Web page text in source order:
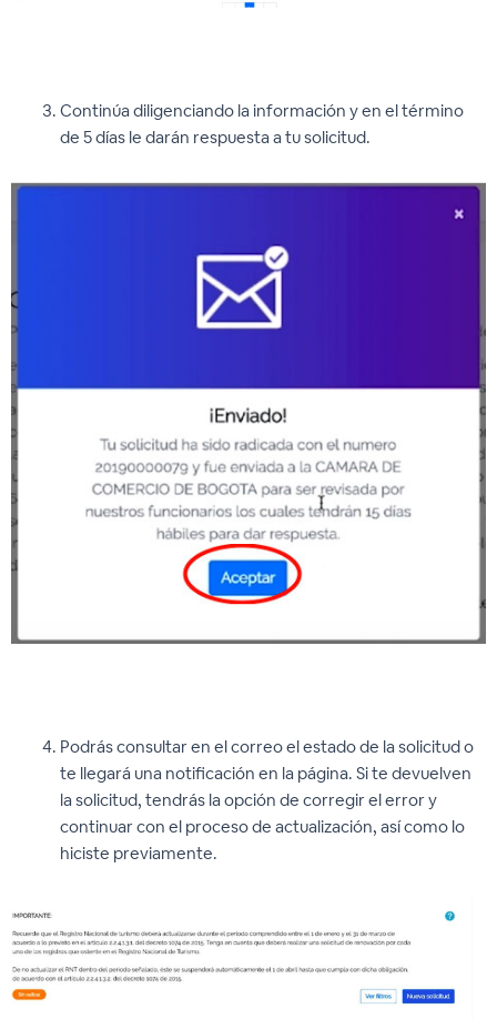
Continúa diligenciando la información y en el término
de 5 días le darán respuesta a tu solicitud.
Podrás consultar en el correo el estado de la solicitud o
te llegará una notificación en la página. Si te devuelven
la solicitud, tendrás la opción de corregir el error y
continuar con el proceso de actualización, así como lo
hiciste previamente.